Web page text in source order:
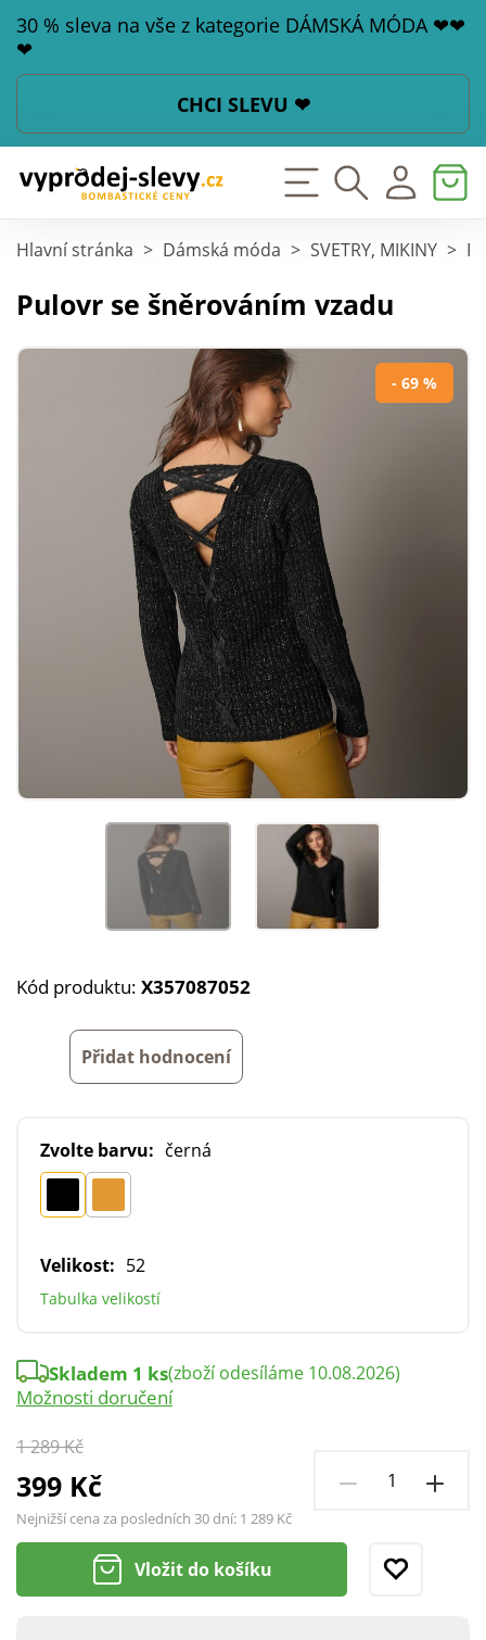
30 % sleva na vše z kategorie DÁMSKÁ MÓDA ❤❤
❤
CHCI SLEVU ❤
Hlavní stránka > Dámská móda > SVETRY, MIKINY >
Pulovr se šněrováním vzadu
- 69 %
Kód produktu: X357087052
Přidat hodnocení
Zvolte barvu: černá
Velikost: 52
Tabulka velikostí
1 289 Kč
399 Kč
Nejnižší cena za posledních 30 dní: 1 289 Kč
Skladem 1 ks(zboží odesíláme 10.08.2026)
Možnosti doručení
Vložit do košíku